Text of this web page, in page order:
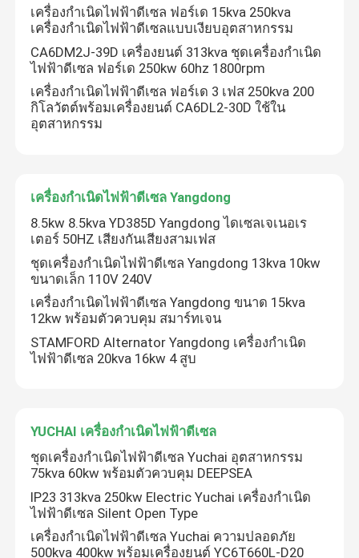
เครื่องกำเนิดไฟฟ้าดีเซล ฟอร์เด 15kva 250kva
เครื่องกำเนิดไฟฟ้าดีเซลแบบเงียบอุตสาหกรรม
CA6DM2J-39D เครื่องยนต์ 313kva ชุดเครื่องกำเนิด
ไฟฟ้าดีเซล ฟอร์เด 250kw 60hz 1800rpm
เครื่องกำเนิดไฟฟ้าดีเซล ฟอร์เด 3 เฟส 250kva 200
กิโลวัตต์พร้อมเครื่องยนต์ CA6DL2-30D ใช้ใน
อุตสาหกรรม
เครื่องกำเนิดไฟฟ้าดีเซล Yangdong
8.5kw 8.5kva YD385D Yangdong ไดเซลเจเนอเร
เตอร์ 50HZ เสียงกันเสียงสามเฟส
ชุดเครื่องกำเนิดไฟฟ้าดีเซล Yangdong 13kva 10kw
ขนาดเล็ก 110V 240V
เครื่องกำเนิดไฟฟ้าดีเซล Yangdong ขนาด 15kva
12kw พร้อมตัวควบคุม สมาร์ทเจน
STAMFORD Alternator Yangdong เครื่องกำเนิด
ไฟฟ้าดีเซล 20kva 16kw 4 สูบ
YUCHAI เครื่องกำเนิดไฟฟ้าดีเซล
ชุดเครื่องกำเนิดไฟฟ้าดีเซล Yuchai อุตสาหกรรม
75kva 60kw พร้อมตัวควบคุม DEEPSEA
IP23 313kva 250kw Electric Yuchai เครื่องกำเนิด
ไฟฟ้าดีเซล Silent Open Type
เครื่องกำเนิดไฟฟ้าดีเซล Yuchai ความปลอดภัย
500kva 400kw พร้อมเครื่องยนต์ YC6T660L-D20